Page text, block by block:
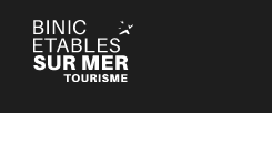
Panneau de gestion des